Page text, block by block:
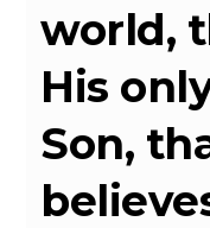
world,
His
Son,